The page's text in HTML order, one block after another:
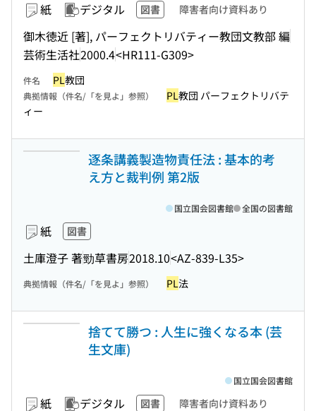
紙 デジタル 図書 障害者向け資料あり
御木徳近 [著], パーフェクトリバティー教団文教部 編
芸術生活社2000.4<HR111-G309>
件名 PL教団
典拠情報（件名/「を見よ」参照） PL教団 パーフェクトリバテ
ィー
逐条講義製造物責任法 : 基本的考
え方と裁判例 第2版
紙 図書
土庫澄子 著勁草書房2018.10<AZ-839-L35>
国立国会図書館 全国の図書館
典拠情報（件名/「を見よ」参照） PL法
捨てて勝つ : 人生に強くなる本 (芸
生文庫)
紙 デジタル 図書 障害者向け資料あり
国立国会図書館